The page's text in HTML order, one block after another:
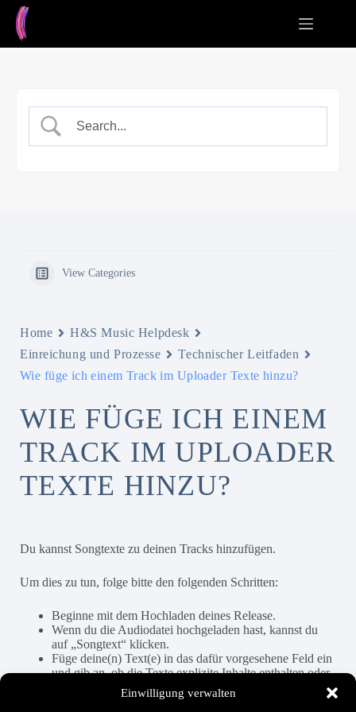
Einwilligung verwalten
Zum
Inhalt
springen
View Categories
Home
H&S Music Helpdesk
Einreichung und Prozesse
Technischer Leitfaden
Wie füge ich einem Track im Uploader Texte hinzu?
WIE FÜGE ICH EINEM
TRACK IM UPLOADER
TEXTE HINZU?
Du kannst Songtexte zu deinen Tracks hinzufügen.
Um dies zu tun, folge bitte den folgenden Schritten:
Beginne mit dem Hochladen deines Release.
Wenn du die Audiodatei hochgeladen hast, kannst du
auf „Songtext“ klicken.
Füge deine(n) Text(e) in das dafür vorgesehene Feld ein
und gib an, ob die Texte explizite Inhalte enthalten oder